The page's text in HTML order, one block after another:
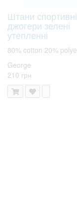
Штани спортивні
джогери зелені
утепленні
80% cotton 20% polye..
George
210 грн